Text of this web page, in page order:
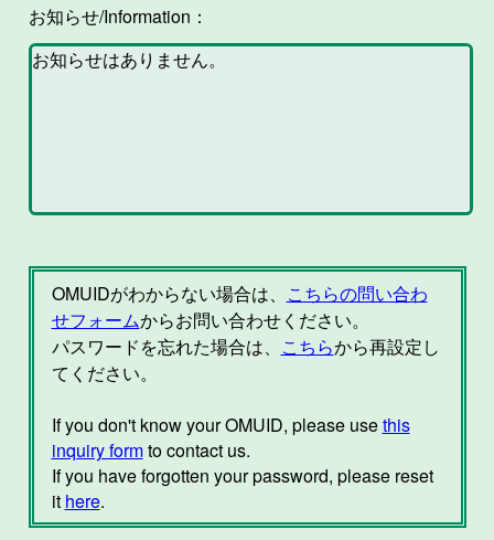
お知らせ/Information：
OMUIDがわからない場合は、
こちらの問い合わ
せフォームからお問い合わせください。
パスワードを忘れた場合は、
こちらから再設定し
てください。
If you don't know your OMUID, please usethis
inquiry formto contact us.
If you have forgotten your password, please reset
it here.